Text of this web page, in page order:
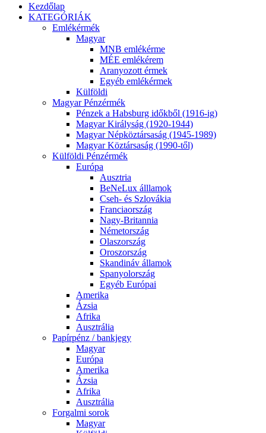
Kezdőlap
KATEGÓRIÁK
Emlékérmék
Magyar
MNB emlékérme
MÉE emlékérem
Aranyozott érmek
Egyéb emlékérmek
Külföldi
Magyar Pénzérmék
Pénzek a Habsburg időkből (1916-ig)
Magyar Királyság (1920-1944)
Magyar Népköztársaság (1945-1989)
Magyar Köztársaság (1990-től)
Külföldi Pénzérmék
Európa
Ausztria
BeNeLux álllamok
Cseh- és Szlovákia
Franciaország
Nagy-Britannia
Németország
Olaszország
Oroszország
Skandináv államok
Spanyolország
Egyéb Európai
Amerika
Ázsia
Afrika
Ausztrália
Papírpénz / bankjegy
Magyar
Európa
Amerika
Ázsia
Afrika
Ausztrália
Forgalmi sorok
Magyar